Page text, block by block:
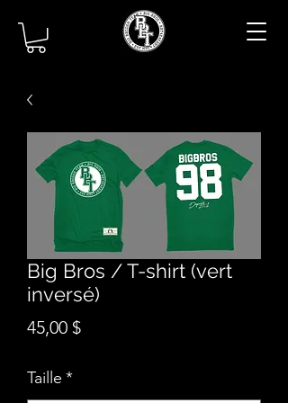
Big Bros / T-shirt (vert
inversé)
45,00 $Prix
Taille *